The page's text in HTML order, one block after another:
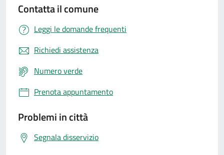
Contatta il comune
Leggi le domande frequenti
Richiedi assistenza
Numero verde
Prenota appuntamento
Problemi in città
Segnala disservizio